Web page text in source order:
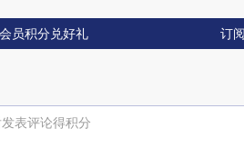
员积分兑好礼 订
发表评论得积分